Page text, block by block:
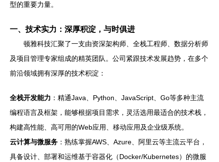
型的重要力量。
一、技术实力：深厚积淀，与时俱进
顿雅科技汇聚了一支由资深架构师、全栈工程师、数据分析师
及项目管理专家组成的精英团队。公司紧跟技术发展趋势，在多个
前沿领域拥有深厚的技术积淀：
全栈开发能力 ：精通Java、Python、JavaScript、Go等多种主流
编程语言及框架，能够根据项目需求，灵活选用最适合的技术栈，
构建高性能、高可用的Web应用、移动应用及企业级系统。
云计算与微服务 ：熟练掌握AWS、Azure、阿里云等主流云平台，
具备设计、部署和运维基于容器化（Docker/Kubernetes）的微服